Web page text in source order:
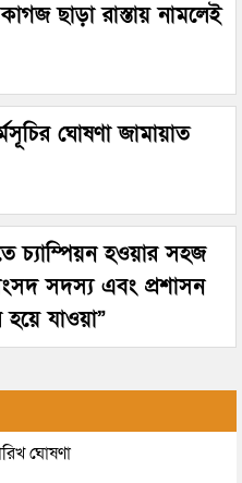
ছাড়া রাস্তায় নামলেই
ঘোষণা জামায়াত
চ্যাম্পিয়ন হওয়ার সহজ
সদস্য এবং প্রশাসন
যাওয়া”
ঘোষণা